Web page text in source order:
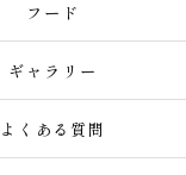
フード
ギャラリー
よくある質問